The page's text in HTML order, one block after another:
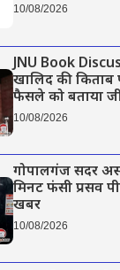
10/08/2026
JNU Book
खालिद की किताब
फैसले को बताया
10/08/2026
गोपालगंज सदर
मिनट फंसी प्रसव
खबर
10/08/2026